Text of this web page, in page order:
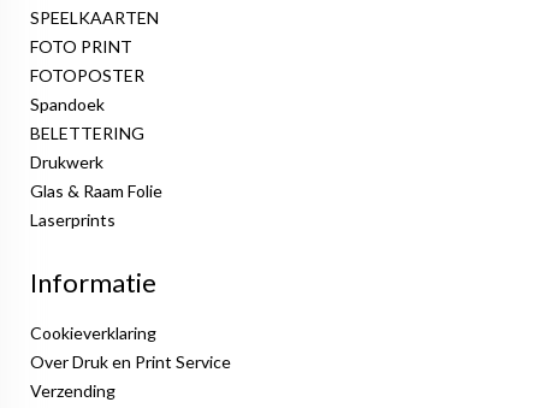
SPEELKAARTEN
FOTO PRINT
FOTOPOSTER
Spandoek
BELETTERING
Drukwerk
Glas & Raam Folie
Laserprints
Informatie
Cookieverklaring
Over Druk en Print Service
Verzending